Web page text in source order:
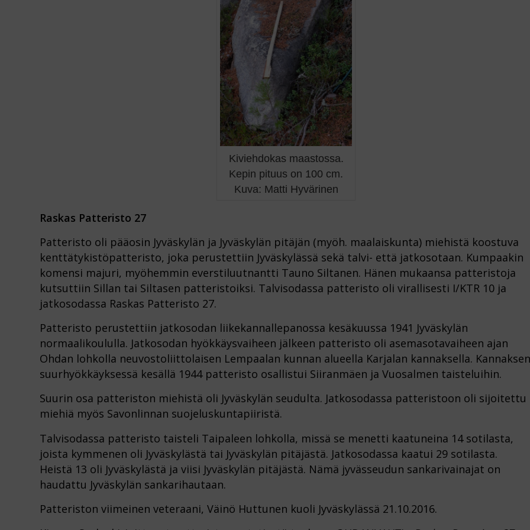
Kiviehdokas maastossa.
Kepin pituus on 100 cm.
Kuva: Matti Hyvärinen
Raskas Patteristo 27
Patteristo oli pääosin Jyväskylän ja Jyväskylän pitäjän (myöh. maalaiskunta) miehistä koostuva
kenttätykistöpatteristo, joka perustettiin Jyväskylässä sekä talvi- että jatkosotaan. Kumpaakin
komensi majuri, myöhemmin everstiluutnantti Tauno Siltanen. Hänen mukaansa patteristoja
kutsuttiin Sillan tai Siltasen patteristoiksi. Talvisodassa patteristo oli virallisesti I/KTR 10 ja
jatkosodassa Raskas Patteristo 27.
Patteristo perustettiin jatkosodan liikekannallepanossa kesäkuussa 1941 Jyväskylän
normaalikoululla. Jatkosodan hyökkäysvaiheen jälkeen patteristo oli asemasotavaiheen ajan
Ohdan lohkolla neuvostoliittolaisen Lempaalan kunnan alueella Karjalan kannaksella. Kannaksen
suurhyökkäyksessä kesällä 1944 patteristo osallistui Siiranmäen ja Vuosalmen taisteluihin.
Suurin osa patteriston miehistä oli Jyväskylän seudulta. Jatkosodassa patteristoon oli sijoitettu
miehiä myös Savonlinnan suojeluskuntapiiristä.
Talvisodassa patteristo taisteli Taipaleen lohkolla, missä se menetti kaatuneina 14 sotilasta,
joista kymmenen oli Jyväskylästä tai Jyväskylän pitäjästä. Jatkosodassa kaatui 29 sotilasta.
Heistä 13 oli Jyväskylästä ja viisi Jyväskylän pitäjästä. Nämä jyvässeudun sankarivainajat on
haudattu Jyväskylän sankarihautaan.
Patteriston viimeinen veteraani, Väinö Huttunen kuoli Jyväskylässä 21.10.2016.